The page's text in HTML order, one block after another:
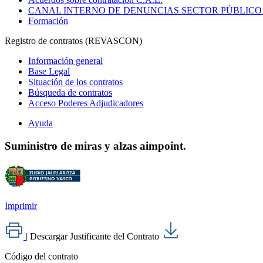
CANAL INTERNO DE DENUNCIAS SECTOR
Formación
Registro de contratos (REVASCON)
Información general
Base Legal
Situación de los contratos
Búsqueda de contratos
Acceso Poderes Adjudicadores
Ayuda
Suministro de miras y alzas aimpoint.
Imprimir
| Descargar Justificante del Contrato
Código del contrato